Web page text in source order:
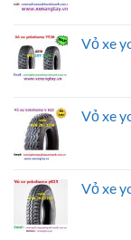
Vỏ xe
Vỏ xe
Vỏ xe